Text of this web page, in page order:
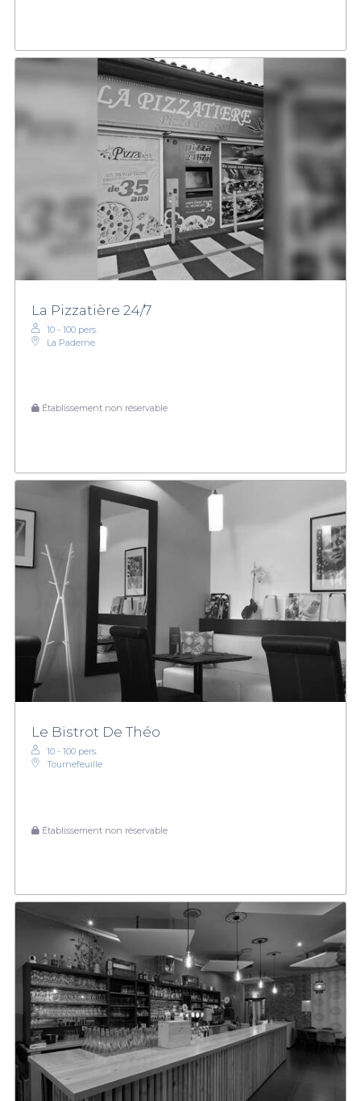
La Pizzatière 24/7
10 - 100 pers.
La Paderne
Établissement non réservable
Le Bistrot De Théo
10 - 100 pers.
Tournefeuille
Établissement non réservable